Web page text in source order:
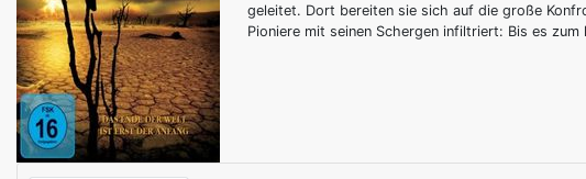
geleitet. Dort bereiten sie sich auf die große
Pioniere mit seinen Schergen infiltriert: Bis es